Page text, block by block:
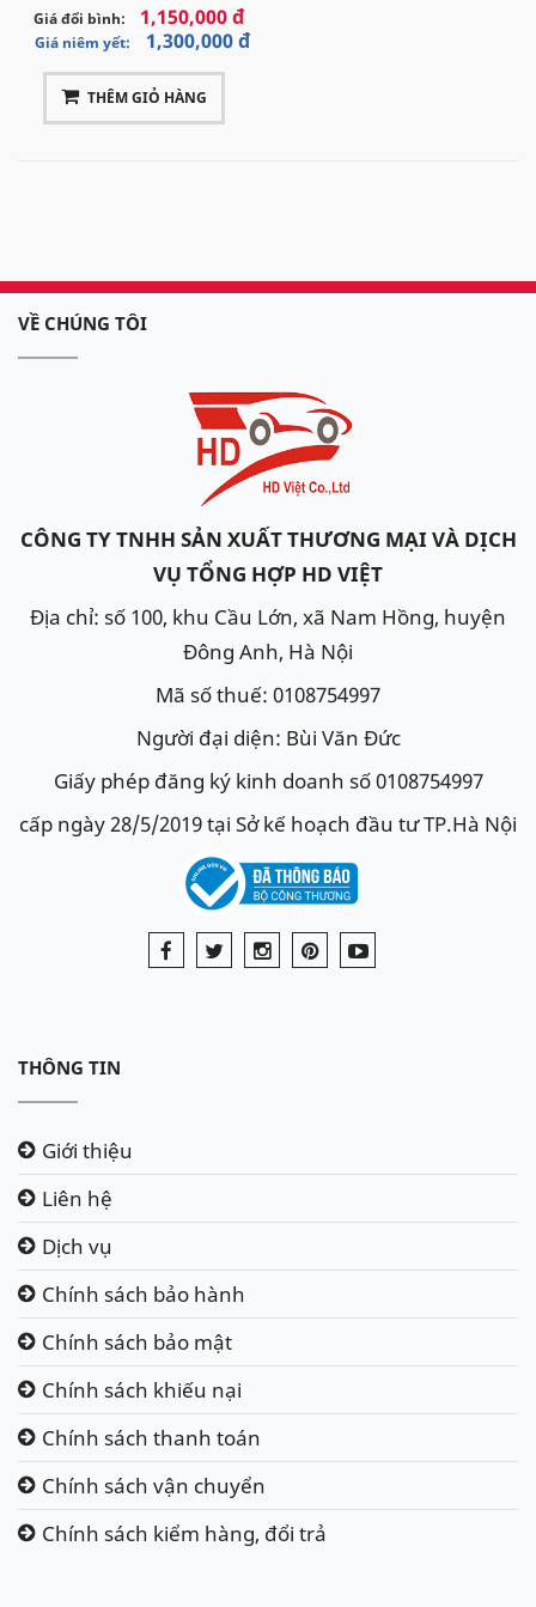
Giá đổi bình: 1,150,000 đ
Giá niêm yết: 1,300,000 đ
THÊM GIỎ HÀNG
VỀ CHÚNG TÔI
CÔNG TY TNHH SẢN XUẤT THƯƠNG MẠI VÀ DỊCH
VỤ TỔNG HỢP HD VIỆT
Địa chỉ: số 100, khu Cầu Lớn, xã Nam Hồng, huyện
Đông Anh, Hà Nội
Mã số thuế: 0108754997
Người đại diện: Bùi Văn Đức
Giấy phép đăng ký kinh doanh số 0108754997
cấp ngày 28/5/2019 tại Sở kế hoạch đầu tư TP.Hà Nội
THÔNG TIN
Giới thiệu
Liên hệ
Dịch vụ
Chính sách bảo hành
Chính sách bảo mật
Chính sách khiếu nại
Chính sách thanh toán
Chính sách vận chuyển
Chính sách kiểm hàng, đổi trả